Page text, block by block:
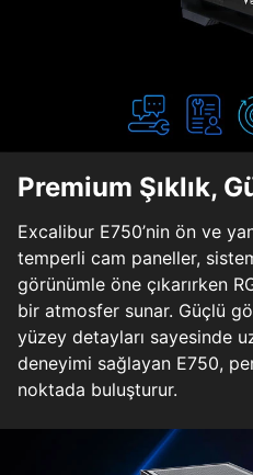
Premium Şıklık,
Excalibur E750’nin ön ve
temperli cam paneller,
görünümle öne çıkarırken
bir atmosfer sunar. Güçlü
yüzey detayları sayesinde
deneyimi sağlayan E750,
noktada buluşturur.